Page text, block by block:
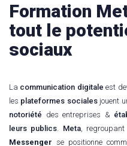
Formation
tout le
sociaux
La communication digitale est
les plateformes socialesjouent
notoriété des entreprises &
leurs publics. Meta, regroupant
Messenger se positionne